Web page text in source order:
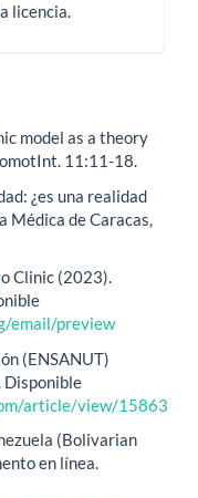
licencia.
model as a theory
11:11-18.
¿es una realidad
Médica de Caracas,
Clinic (2023).
email/preview
(ENSANUT)
Disponible
article/view/15863
(Bolivarian
en línea.